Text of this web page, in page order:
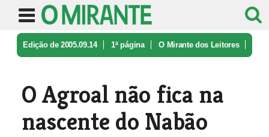
Edição de 2005.09.14 1ª página O Mirante dos Leitores
O Agroal não fica na
nascente do Nabão